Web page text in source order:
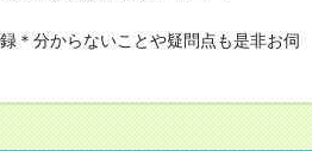
＊分からないことや疑問点も是非お伺